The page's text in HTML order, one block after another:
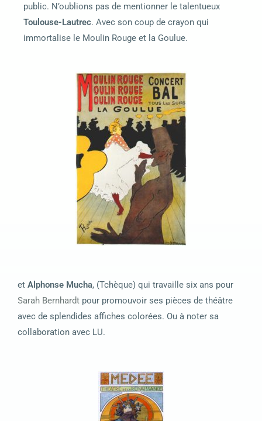
public. N’oublions pas de mentionner le talentueux
Toulouse-Lautrec. Avec son coup de crayon qui
immortalise le Moulin Rouge et la Goulue.
et Alphonse Mucha, (Tchèque) qui travaille six ans pour
Sarah Bernhardt pour promouvoir ses pièces de théâtre
avec de splendides affiches colorées. Ou à noter sa
collaboration avec LU.